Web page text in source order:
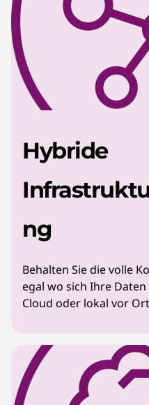
Hybride
ng
Behalten Sie die volle
egal wo sich Ihre
Cloud oder lokal vor